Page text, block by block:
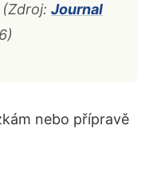
Journal
nebo přípravě